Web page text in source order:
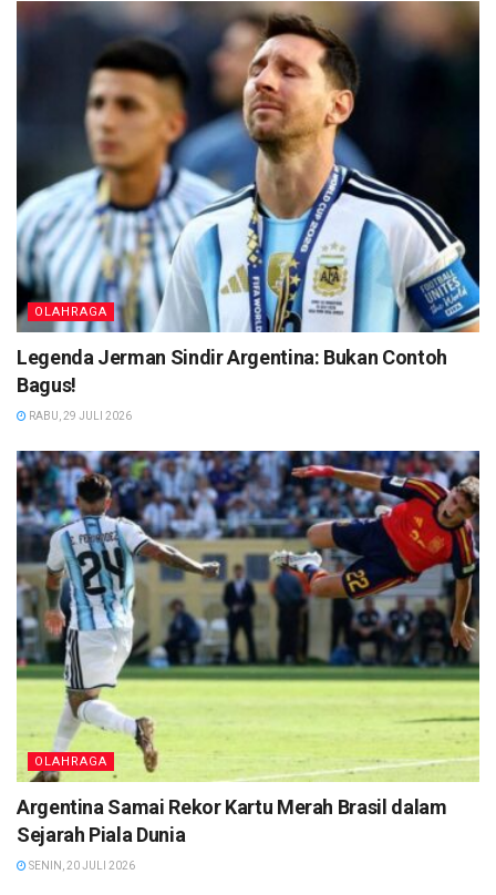
OLAHRAGA
Legenda Jerman Sindir Argentina: Bukan Contoh
Bagus!
RABU, 29 JULI 2026
OLAHRAGA
Argentina Samai Rekor Kartu Merah Brasil dalam
Sejarah Piala Dunia
SENIN, 20 JULI 2026